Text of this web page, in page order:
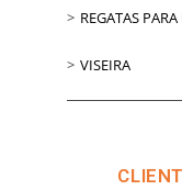
REGATAS
VISEIRA